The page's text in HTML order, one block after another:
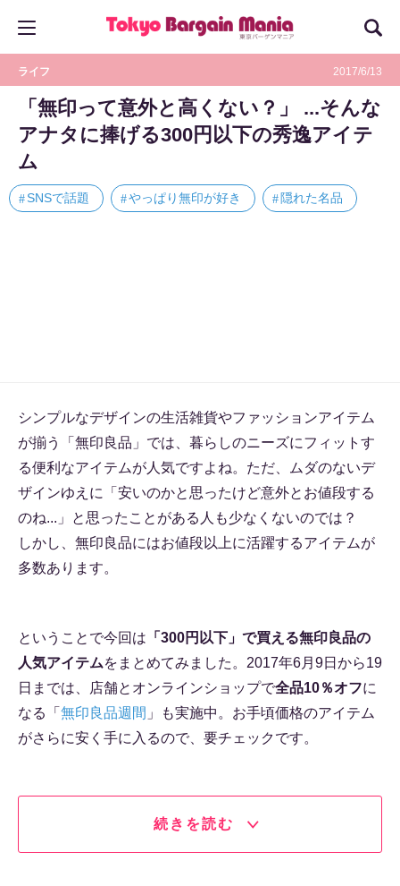
ライフ 2017/6/13
「無印って意外と高くない？」 ...そんな
アナタに捧げる300円以下の秀逸アイテ
ム
SNSで話題 やっぱり無印が好き 隠れた名品
シンプルなデザインの生活雑貨やファッションアイテム
が揃う「無印良品」では、暮らしのニーズにフィットす
る便利なアイテムが人気ですよね。ただ、ムダのないデ
ザインゆえに「安いのかと思ったけど意外とお値段する
のね...」と思ったことがある人も少なくないのでは？
しかし、無印良品にはお値段以上に活躍するアイテムが
多数あります。
ということで今回は 「300円以下」で買える無印良品の
人気アイテムをまとめてみました。2017年6月9日から19
日までは、店舗とオンラインショップで全品10％オフに
なる「 無印良品週間 」も実施中。お手頃価格のアイテム
がさらに安く手に入るので、要チェックです。
続きを読む